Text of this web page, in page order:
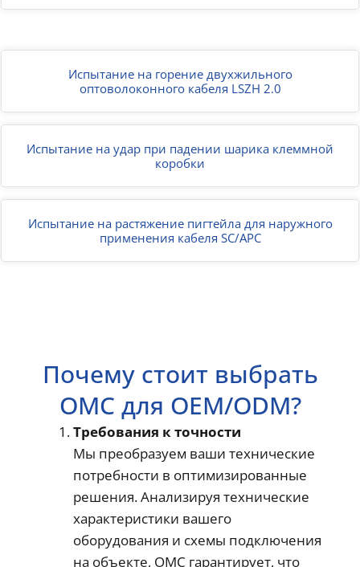
Испытание на горение двухжильного
оптоволоконного кабеля LSZH 2.0
Испытание на удар при падении шарика клеммной
коробки
Испытание на растяжение пигтейла для наружного
применения кабеля SC/APC
Почему стоит выбрать
OMC для OEM/ODM?
Требования к точности
Мы преобразуем ваши технические
потребности в оптимизированные
решения. Анализируя технические
характеристики вашего
оборудования и схемы подключения
на объекте, OMC гарантирует, что